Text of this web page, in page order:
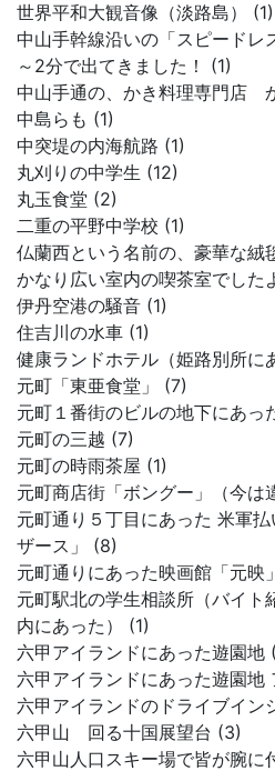
世界平和大観音像（淡路島） (1)
中山手幹線沿いの「スピード
～2分で出てきました！ (1)
中山手通の、かき料理専門店
中島らも (1)
中突堤の内海航路 (1)
丸刈りの中学生 (12)
丸玉食堂 (2)
二重の平野中学校 (1)
仏蘭西という名前の、豪華な
かなり広い室内の喫茶室でした
伊丹空港の騒音 (1)
住吉川の水車 (1)
健康ランドホテル（姫路別所に
元町「東亜食堂」 (7)
元町１番街のビルの地下にあっ
元町の三越 (7)
元町の時雨茶屋 (1)
元町商店街「ボングー」（今は
元町通り５丁目にあった 米軍
ザース」 (8)
元町通りにあった映画館「元映
元町駅北の学生相談所（バイト
内にあった） (1)
六甲アイランドにあった遊園地
六甲アイランドにあった遊園地
六甲アイランドのドライブイン
六甲山 回る十国展望台 (3)
六甲山人口スキー場で皆が腕に